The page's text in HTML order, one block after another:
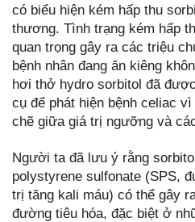
có biểu hiện kém hấp thu
thương. Tình trạng kém hấp
quan trọng gây ra các triệu
bệnh nhân đang ăn kiêng
hơi thở hydro sorbitol đã
cụ để phát hiện bệnh celiac
chẽ giữa giá trị ngưỡng và
Người ta đã lưu ý rằng
polystyrene sulfonate (SPS,
trị tăng kali máu) có thể gây
đường tiêu hóa, đặc biệt ở